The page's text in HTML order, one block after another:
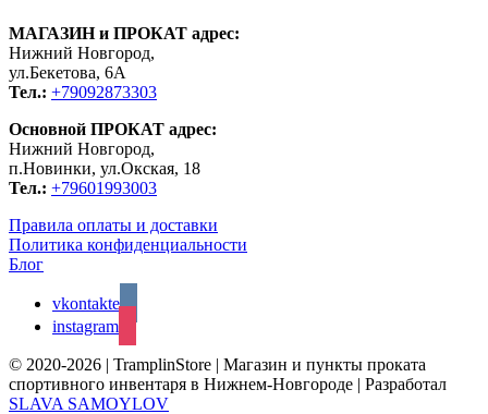
МАГАЗИН и ПРОКАТ адрес:
Нижний Новгород,
ул.Бекетова, 6А
Тел.: +79092873303
Основной ПРОКАТ адрес:
Нижний Новгород,
п.Новинки, ул.Окская, 18
Тел.: +79601993003
Правила оплаты и доставки
Политика конфиденциальности
Блог
vkontakte
instagram
© 2020-2026 | TramplinStore | Магазин и пункты проката
спортивного инвентаря в Нижнем-Новгороде | Разработал
SLAVA SAMOYLOV